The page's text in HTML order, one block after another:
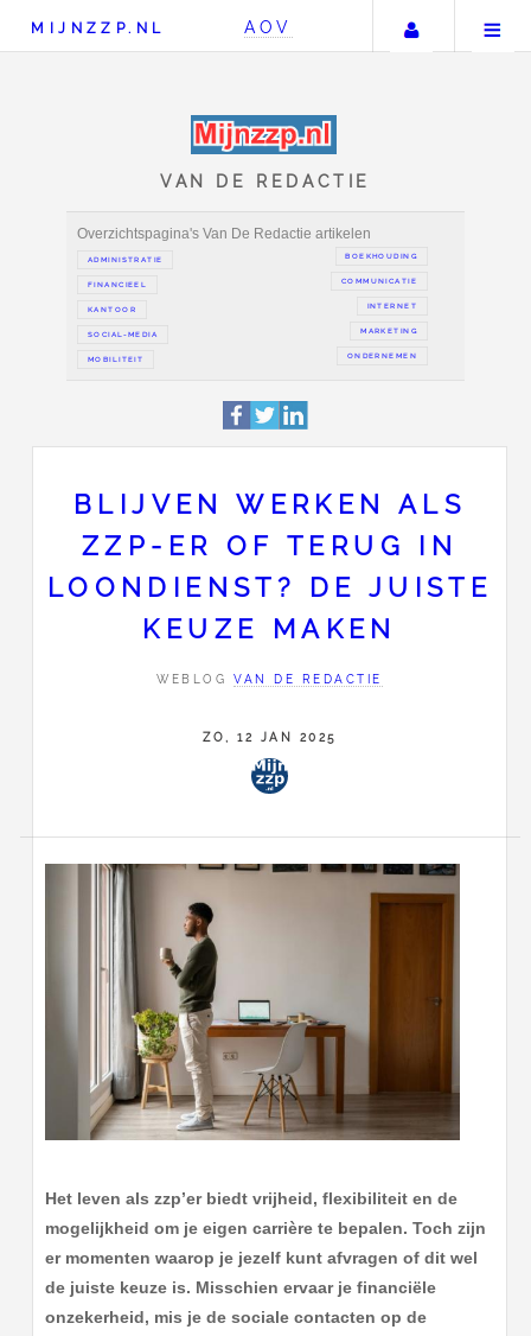
MIJNZZP.NL AOV Uw
VAN DE REDACTIE
Overzichtspagina's Van De Redactie artikelen
ADMINISTRATIE
MOBILITEIT
BLIJVEN WERKEN ALS
ZZP-ER OF TERUG IN
LOONDIENST? DE JUISTE
KEUZE MAKEN
WEBLOGVAN DE REDACTIE
ZO, 12 JAN 2025
Het leven als zzp’er biedt vrijheid, flexibiliteit en de
mogelijkheid om je eigen carrière te bepalen. Toch zijn
er momenten waarop je jezelf kunt afvragen of dit wel
de juiste keuze is. Misschien ervaar je financiële
onzekerheid, mis je de sociale contacten op de